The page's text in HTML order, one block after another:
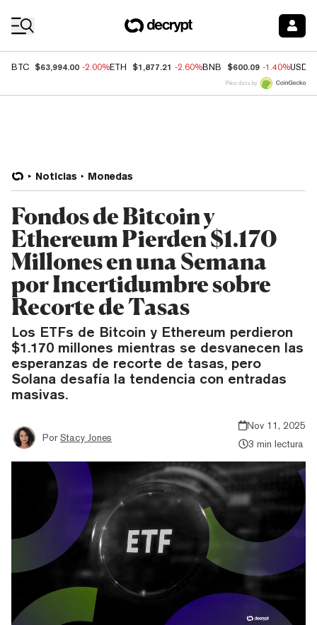
BTC $63,994.00 -2.00%ETH $1,877.21 -2.60%BNB $600.09 -1.40%USDC
Price data by
Noticias Monedas
Fondos de Bitcoin y
Ethereum Pierden $1.170
Millones en una Semana
por Incertidumbre sobre
Recorte de Tasas
Los ETFs de Bitcoin y Ethereum perdieron
$1.170 millones mientras se desvanecen las
esperanzas de recorte de tasas, pero
Solana desafía la tendencia con entradas
masivas.
Por Stacy Jones
Nov 11, 2025
3 min lectura